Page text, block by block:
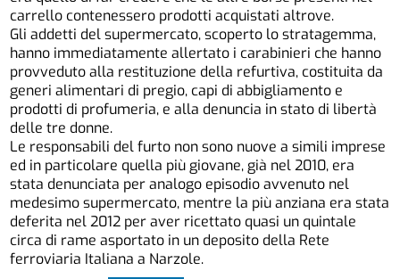
carrello contenessero prodotti acquistati altrove.
Gli addetti del supermercato, scoperto lo stratagemma,
hanno immediatamente allertato i carabinieri che hanno
provveduto alla restituzione della refurtiva, costituita da
generi alimentari di pregio, capi di abbigliamento e
prodotti di profumeria, e alla denuncia in stato di libertà
delle tre donne.
Le responsabili del furto non sono nuove a simili imprese
ed in particolare quella più giovane, già nel 2010, era
stata denunciata per analogo episodio avvenuto nel
medesimo supermercato, mentre la più anziana era stata
deferita nel 2012 per aver ricettato quasi un quintale
circa di rame asportato in un deposito della Rete
ferroviaria Italiana a Narzole.